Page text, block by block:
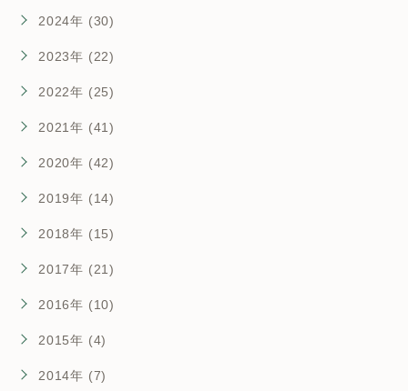
2024年 (30)
2023年 (22)
2022年 (25)
2021年 (41)
2020年 (42)
2019年 (14)
2018年 (15)
2017年 (21)
2016年 (10)
2015年 (4)
2014年 (7)